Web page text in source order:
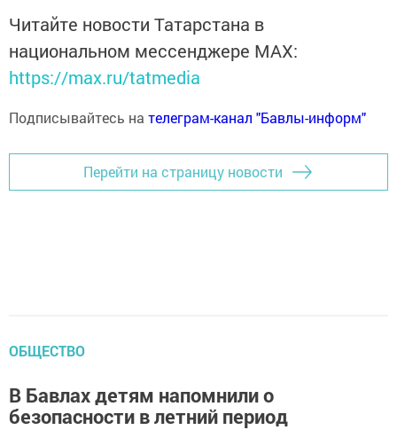
Читайте новости Татарстана в
национальном мессенджере MАХ:
https://max.ru/tatmedia
Подписывайтесь на телеграм-канал "Бавлы-информ"
Перейти на страницу новости
ОБЩЕСТВО
В Бавлах детям напомнили о
безопасности в летний период